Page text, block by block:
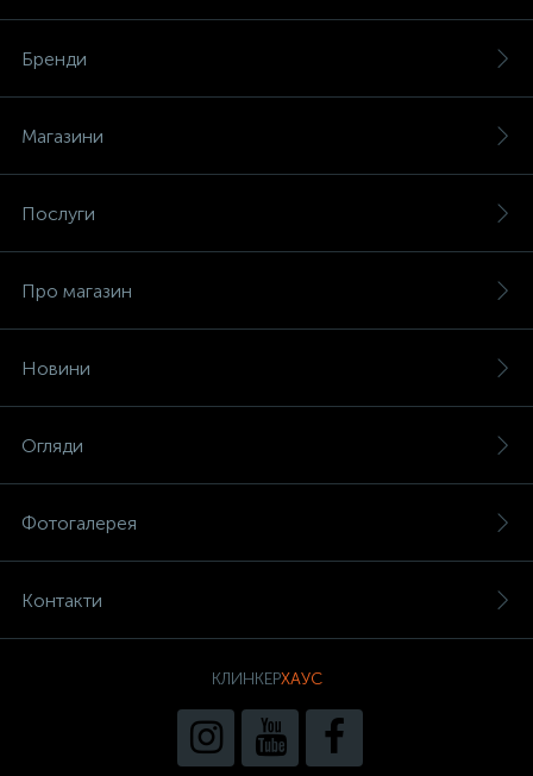
Бренди
Магазини
Послуги
Про магазин
Новини
Огляди
Фотогалерея
Контакти
КЛИНКЕРХАУС